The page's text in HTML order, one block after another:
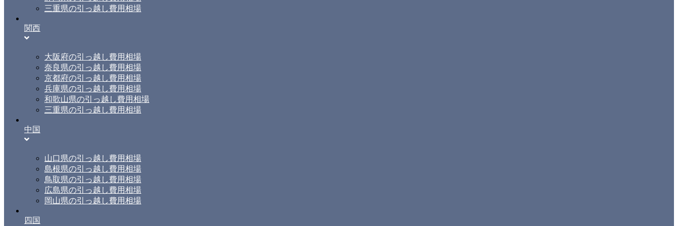
三重県の引っ越し費用相場
関西
大阪府の引っ越し費用相場
奈良県の引っ越し費用相場
京都府の引っ越し費用相場
兵庫県の引っ越し費用相場
和歌山県の引っ越し費用相場
三重県の引っ越し費用相場
中国
山口県の引っ越し費用相場
島根県の引っ越し費用相場
鳥取県の引っ越し費用相場
広島県の引っ越し費用相場
岡山県の引っ越し費用相場
四国